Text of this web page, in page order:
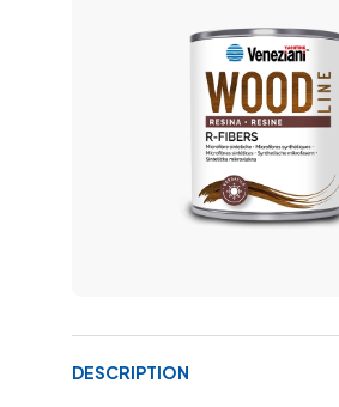
DESCRIPTION